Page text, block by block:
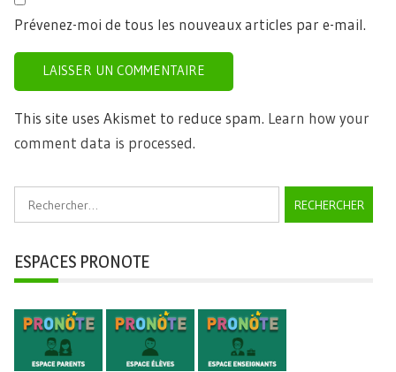
Prévenez-moi de tous les nouveaux articles par e-mail.
This site uses Akismet to reduce spam. Learn how your
comment data is processed.
Rechercher :
ESPACES PRONOTE